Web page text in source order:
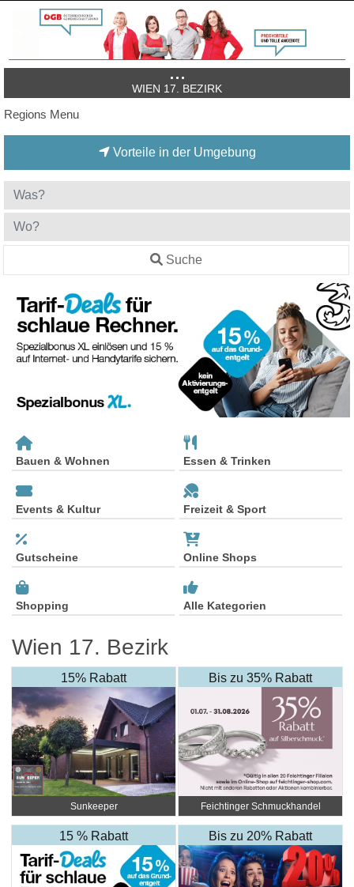
WIEN 17. BEZIRK
Regions Menu
Vorteile in der Umgebung
Suche
Bauen & Wohnen Essen & Trinken
Events & Kultur Freizeit & Sport
Gutscheine Online Shops
Shopping Alle Kategorien
Wien 17. Bezirk
15% Rabatt
Sunkeeper
Bis zu 35% Rabatt
Feichtinger Schmuckhandel
15 % Rabatt Bis zu 20% Rabatt